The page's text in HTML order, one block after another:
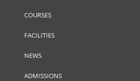
COURSES
FACILITIES
NEWS
ADMISSIONS